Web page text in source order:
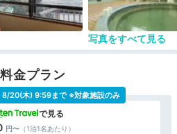
登録されており、見
個人的には、弁天洞窟
呂には感じませんで
か入れませんでし
入って玄関までの植
老舗を感じました。
写真をすべて見る
料金プラン
（1泊1名あたり）
8/20(木) 9:59まで ※対象施設のみ